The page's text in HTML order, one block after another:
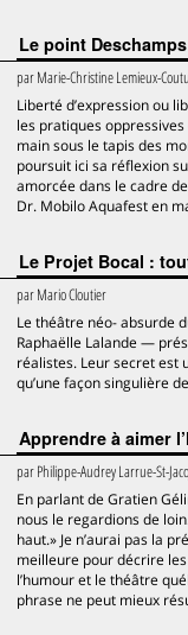
Le point Deschamps
parMarie-Christine Lemieux-
Liberté d’expression ou
les pratiques
main sous le tapis des
poursuit ici sa réflexion
amorcée dans le cadre
Dr. Mobilo Aquafest en
Le Projet Bocal :
parMario Cloutier
Le théâtre néo- absurde
Raphaëlle Lalande —
réalistes. Leur secret est
qu’une façon singulière
Apprendre à aimer
parPhilippe-Audrey Larrue-St-
En parlant de Gratien
nous le regardions de
haut.» Je n’aurai pas la
meilleure pour décrire
l’humour et le théâtre
phrase ne peut mieux